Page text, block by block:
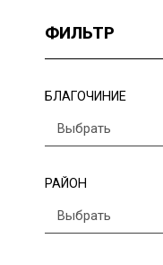
ФИЛЬТР
БЛАГОЧИНИЕ
РАЙОН